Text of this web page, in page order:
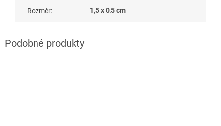
Rozměr: 1,5 x 0,5 cm